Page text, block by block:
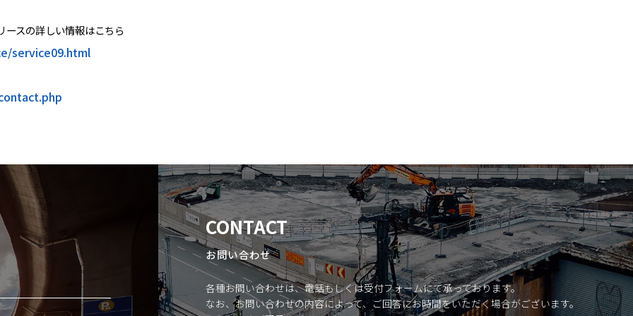
スの詳しい情報はこちら
service09.html
CONTACT
お問い合わせ
各種お問い合わせは、電話もしくは受付フォームにて承っております。
なお、お問い合わせの内容によって、ご回答にお時間をいただく場合がございます。